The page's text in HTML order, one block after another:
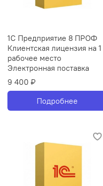
1С Предприятие 8 ПРОФ
Клиентская лицензия на 1
рабочее место
Электронная поставка
9 400 ₽
Подробнее